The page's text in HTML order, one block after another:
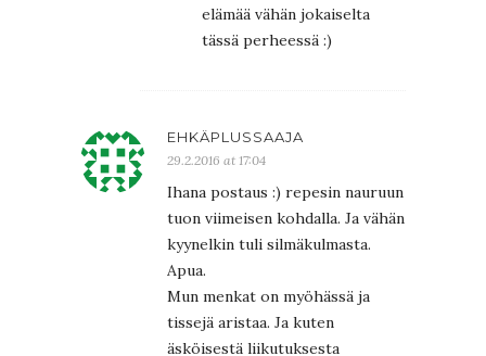
elämää vähän jokaiselta
tässä perheessä :)
EHKÄPLUSSAAJA
29.2.2016 at 17:04
Ihana postaus :) repesin nauruun
tuon viimeisen kohdalla. Ja vähän
kyynelkin tuli silmäkulmasta.
Apua.
Mun menkat on myöhässä ja
tissejä aristaa. Ja kuten
äsköisestä liikutuksesta